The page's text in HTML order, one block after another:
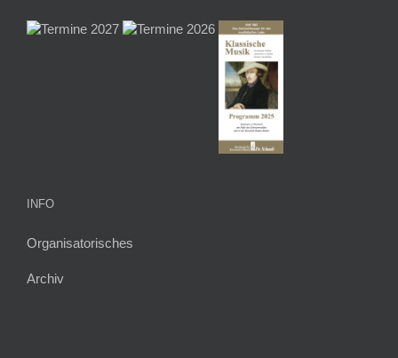
INFO
Organisatorisches
Archiv